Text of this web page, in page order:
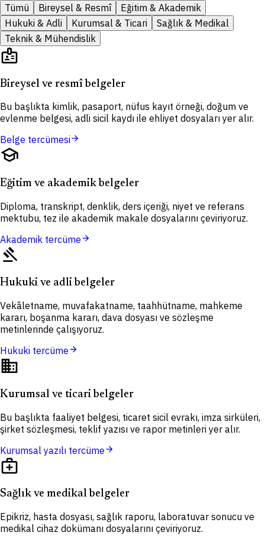
Tümü
Bireysel & Resmî
Eğitim & Akademik
Hukuki & Adli
Kurumsal & Ticari
Sağlık & Medikal
Teknik & Mühendislik
badge
Bireysel ve resmî belgeler
Bu başlıkta kimlik, pasaport, nüfus kayıt örneği, doğum ve
evlenme belgesi, adli sicil kaydı ile ehliyet dosyaları yer alır.
Belge tercümesiarrow_forward
school
Eğitim ve akademik belgeler
Diploma, transkript, denklik, ders içeriği, niyet ve referans
mektubu, tez ile akademik makale dosyalarını çeviriyoruz.
Akademik tercümearrow_forward
gavel
Hukuki ve adli belgeler
Vekâletname, muvafakatname, taahhütname, mahkeme
kararı, boşanma kararı, dava dosyası ve sözleşme
metinlerinde çalışıyoruz.
Hukuki tercümearrow_forward
domain
Kurumsal ve ticari belgeler
Bu başlıkta faaliyet belgesi, ticaret sicil evrakı, imza sirküleri,
şirket sözleşmesi, teklif yazısı ve rapor metinleri yer alır.
Kurumsal yazılı tercümearrow_forward
medical_services
Sağlık ve medikal belgeler
Epikriz, hasta dosyası, sağlık raporu, laboratuvar sonucu ve
medikal cihaz dokümanı dosyalarını çeviriyoruz.